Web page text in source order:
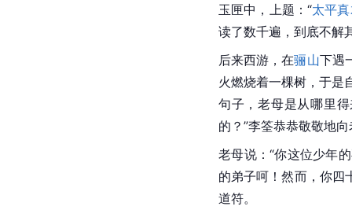
玉匣中，上题：“太平
读了数千遍，到底不解
后来西游，在骊山下遇
火燃烧着一棵树，于是
句子，老母是从哪里
的？”李筌恭恭敬敬地
老母说：“你这位少年
的弟子呵！然而，你四
道符。